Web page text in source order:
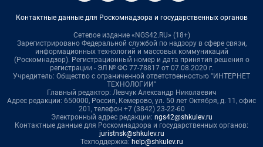
Контактные данные для Роскомнадзора и государственных органов
Сетевое издание «NGS42.RU» (18+)
Зарегистрировано Федеральной службой по надзору в сфере связи,
информационных технологий и массовых коммуникаций
(Роскомнадзор). Регистрационный номер и дата принятия решения о
регистрации - ЭЛ № ФС 77-78817 от 07.08.2020 г.
Учредитель: Общество с ограниченной ответственностью "ИНТЕРНЕТ
ТЕХНОЛОГИИ"
Главный редактор: Левчук Александр Николаевич
Адрес редакции: 650000, Россия, Кемерово, ул. 50 лет Октября, д. 11, офис
201, телефон +7 (3842) 23-22-60
Электронный адрес редакции: ngs42@shkulev.ru
Контактные данные для Роскомнадзора и государственных органов:
juristnsk@shkulev.ru
Техподдержка: help@shkulev.ru